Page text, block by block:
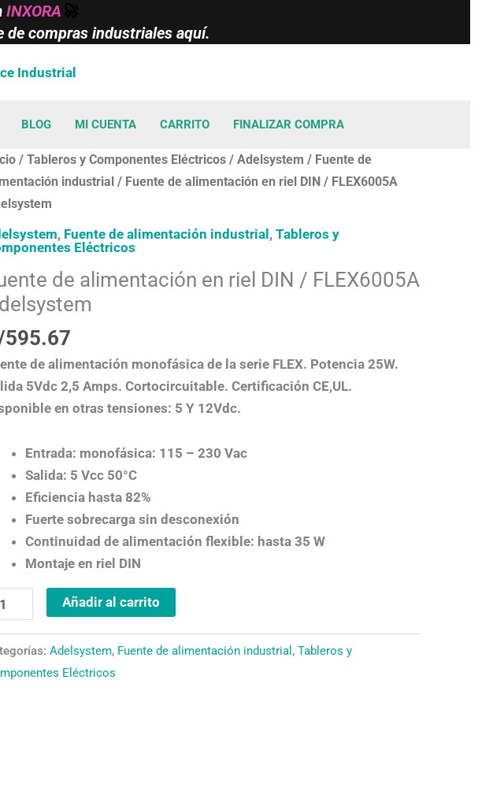
INXORA
compras industriales aquí.
BLOG MI CUENTA CARRITO FINALIZAR COMPRA
/ Tableros y Componentes Eléctricos/ Adelsystem / Fuente de
industrial/ Fuente de alimentación en riel DIN / FLEX6005A
, Fuente de alimentación industrial, Tableros y
Eléctricos
de alimentación en riel DIN / FLEX6005A
595.67
de alimentación monofásica de la serie FLEX. Potencia 25W.
5Vdc 2,5 Amps. Cortocircuitable. Certificación CE,UL.
en otras tensiones: 5 Y 12Vdc.
Entrada: monofásica: 115 – 230 Vac
Salida: 5 Vcc 50°C
Eficiencia hasta 82%
Fuerte sobrecarga sin desconexión
Continuidad de alimentación flexible: hasta 35 W
Montaje en riel DIN
Añadir al carrito
Adelsystem, Fuente de alimentación industrial , Tableros y
Eléctricos